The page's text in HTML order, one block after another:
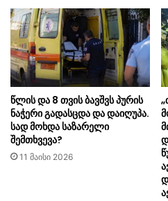
წლის და 8 თვის ბავშვს პურის
ნაჭერი გადასცდა და დაიღუპა.
სად მოხდა საზარელი
შემთხვევა?
11 მაისი 2026